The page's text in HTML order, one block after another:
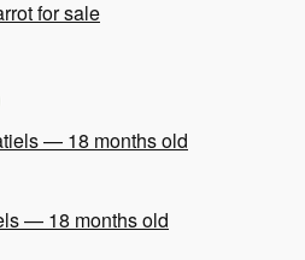
for sale
— 18 months old